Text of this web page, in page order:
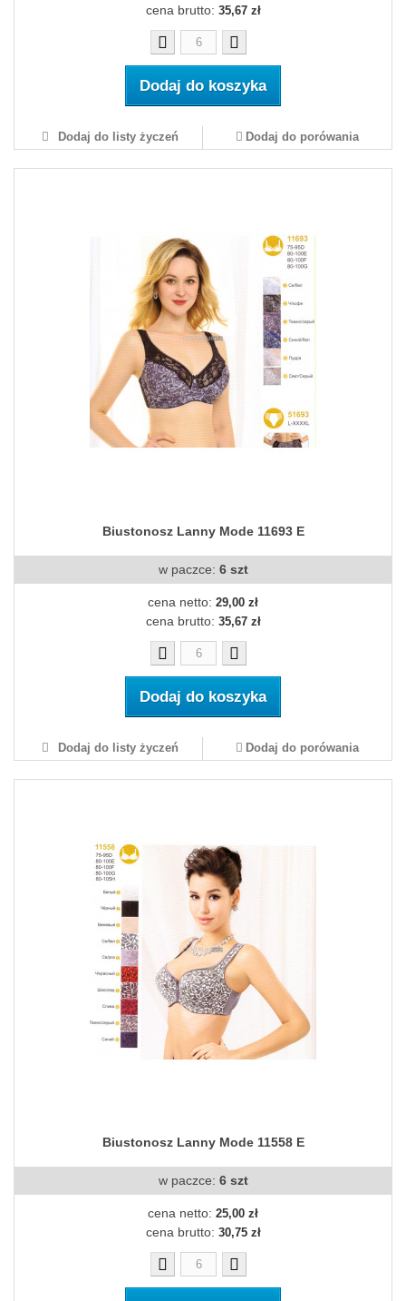
cena brutto: 35,67 zł
Dodaj do koszyka
Dodaj do listy życzeń Dodaj do porówania
Biustonosz Lanny Mode 11693 E
w paczce: 6 szt
cena netto: 29,00 zł
cena brutto: 35,67 zł
Dodaj do koszyka
Dodaj do listy życzeń Dodaj do porówania
Biustonosz Lanny Mode 11558 E
w paczce: 6 szt
cena netto: 25,00 zł
cena brutto: 30,75 zł